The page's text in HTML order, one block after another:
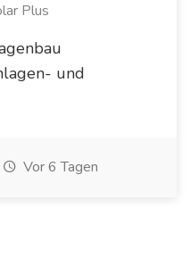
Plus
und
Vor 6 Tagen